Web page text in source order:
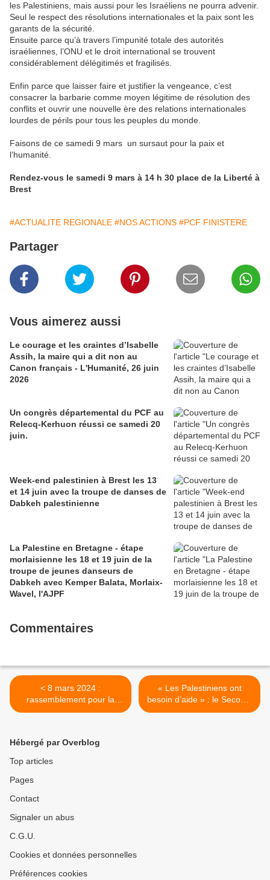
les Palestiniens, mais aussi pour les Israéliens ne pourra advenir.
Seul le respect des résolutions internationales et la paix sont les
garants de la sécurité.
Ensuite parce qu’à travers l’impunité totale des autorités
israéliennes, l’ONU et le droit international se trouvent
considérablement délégitimés et fragilisés.
Enfin parce que laisser faire et justifier la vengeance, c’est
consacrer la barbarie comme moyen légitime de résolution des
conflits et ouvrir une nouvelle ère des relations internationales
lourdes de périls pour tous les peuples du monde.
Faisons de ce samedi 9 mars un sursaut pour la paix et
l’humanité.
Rendez-vous le samedi 9 mars à 14 h 30 place de la Liberté à
Brest
#ACTUALITE REGIONALE #NOS ACTIONS #PCF FINISTERE
Partager
Vous aimerez aussi
Le courage et les craintes d’Isabelle
Assih, la maire qui a dit non au
Canon français - L'Humanité, 26 juin
2026
Un congrès départemental du PCF au
Relecq-Kerhuon réussi ce samedi 20
juin.
Week-end palestinien à Brest les 13
et 14 juin avec la troupe de danses de
Dabkeh palestinienne
La Palestine en Bretagne - étape
morlaisienne les 18 et 19 juin de la
troupe de jeunes danseurs de
Dabkeh avec Kemper Balata, Morlaix-
Wavel, l'AJPF
Commentaires
< 8 mars 2024 :
rassemblement pour la
défense des droits des
« Les Palestiniens ont
besoin d’aide » : le Secours
populaire lance un appel
Hébergé par Overblog
Top articles
Pages
Contact
Signaler un abus
C.G.U.
Cookies et données personnelles
Préférences cookies